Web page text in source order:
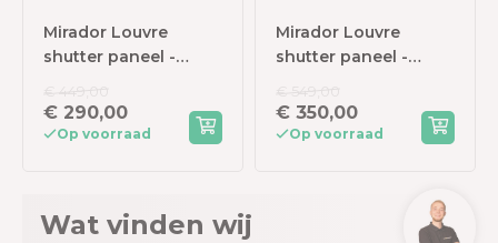
Mirador Louvre
shutter paneel -
antraciet - Voor 3m
kant
€ 290,00
Op voorraad
Mirador Louvre
shutter paneel -
Voor 4m kant
€ 350,00
Op voorraad
Wat vinden wij